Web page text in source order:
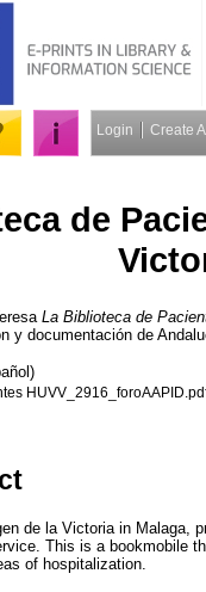
Login Create
de
La Biblioteca de
y documentación de
de la Victoria in
This is a bookmobile
of hospitalization.